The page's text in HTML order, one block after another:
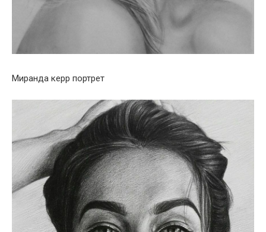
Миранда керр портрет